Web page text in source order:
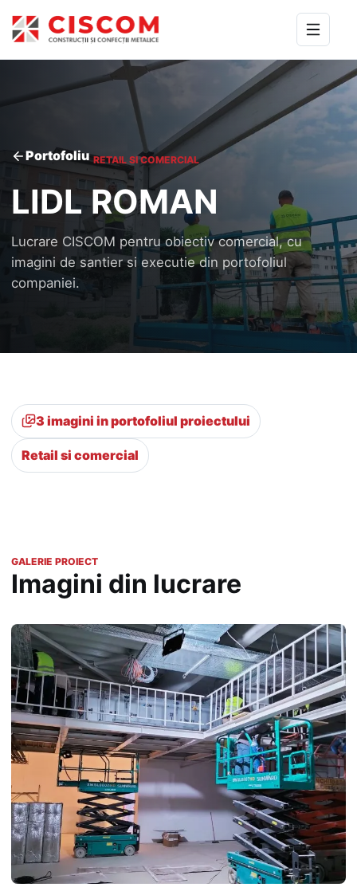
Portofoliu RETAIL SI COMERCIAL
LIDL ROMAN
Lucrare CISCOM pentru obiectiv comercial, cu
imagini de santier si executie din portofoliul
companiei.
3 imagini in portofoliul proiectului
Retail si comercial
GALERIE PROIECT
Imagini din lucrare